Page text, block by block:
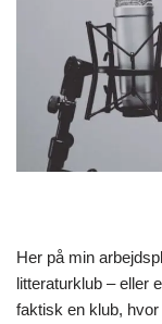
Her på min
litteraturklub – eller
faktisk en klub,